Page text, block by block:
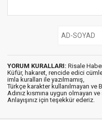
YORUM KURALLARI: Risale
Küfür, hakaret, rencide edici
imla kuralları ile yazılmamış,
Türkçe karakter kullanılmayan ve
Adınız kısmına uygun olmayan
Anlayışınız için teşekkür ederiz.